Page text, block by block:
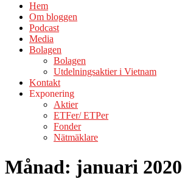
Hem
Om bloggen
Podcast
Media
Bolagen
Bolagen
Utdelningsaktier i Vietnam
Kontakt
Exponering
Aktier
ETFer/ ETPer
Fonder
Nätmäklare
Månad: januari 2020